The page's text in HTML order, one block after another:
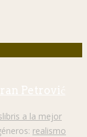
Petrović
a la mejor
realismo